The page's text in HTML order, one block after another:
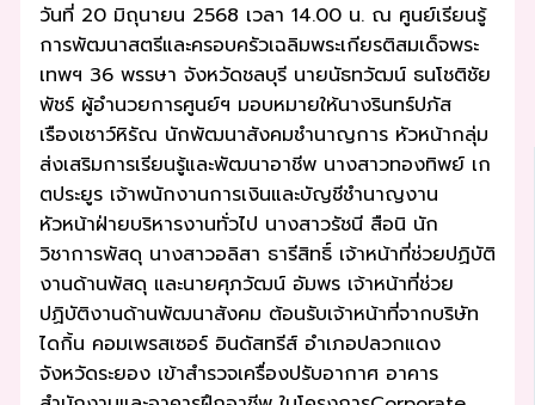
วันที่ 20 มิถุนายน 2568 เวลา 14.00 น. ณ ศูนย์เรียนรู้
การพัฒนาสตรีและครอบครัวเฉลิมพระเกียรติสมเด็จพระ
เทพฯ 36 พรรษา จังหวัดชลบุรี นายนัธทวัฒน์ ธนโชติชัย
พัชร์ ผู้อำนวยการศูนย์ฯ มอบหมายให้นางรินทร์ปภัส
เรืองเชาว์หิรัณ นักพัฒนาสังคมชำนาญการ หัวหน้ากลุ่ม
ส่งเสริมการเรียนรู้และพัฒนาอาชีพ นางสาวทองทิพย์ เก
ตประยูร เจ้าพนักงานการเงินและบัญชีชำนาญงาน
หัวหน้าฝ่ายบริหารงานทั่วไป นางสาวรัชนี สือนิ นัก
วิชาการพัสดุ นางสาวอลิสา ธารีสิทธิ์ เจ้าหน้าที่ช่วยปฏิบัติ
งานด้านพัสดุ และนายศุภวัฒน์ อัมพร เจ้าหน้าที่ช่วย
ปฏิบัติงานด้านพัฒนาสังคม ต้อนรับเจ้าหน้าที่จากบริษัท
ไดกิ้น คอมเพรสเซอร์ อินดัสทรีส์ อำเภอปลวกแดง
จังหวัดระยอง เข้าสำรวจเครื่องปรับอากาศ อาคาร